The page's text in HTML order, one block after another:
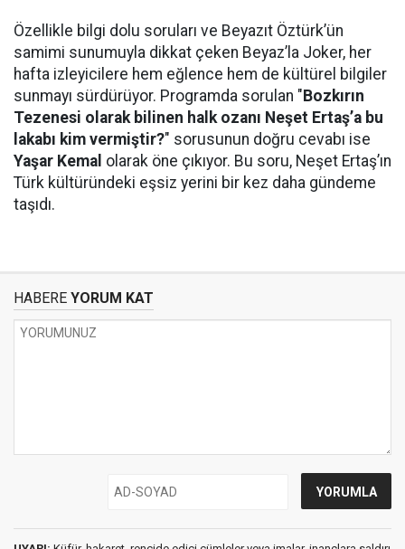
Özellikle bilgi dolu soruları ve Beyazıt Öztürk’ün
samimi sunumuyla dikkat çeken Beyaz’la Joker, her
hafta izleyicilere hem eğlence hem de kültürel bilgiler
sunmayı sürdürüyor. Programda sorulan " Bozkırın
Tezenesi olarak bilinen halk ozanı Neşet Ertaş’a bu
lakabı kim vermiştir?" sorusunun doğru cevabı ise
Yaşar Kemal olarak öne çıkıyor. Bu soru, Neşet Ertaş’ın
Türk kültüründeki eşsiz yerini bir kez daha gündeme
taşıdı.
HABERE YORUM KAT